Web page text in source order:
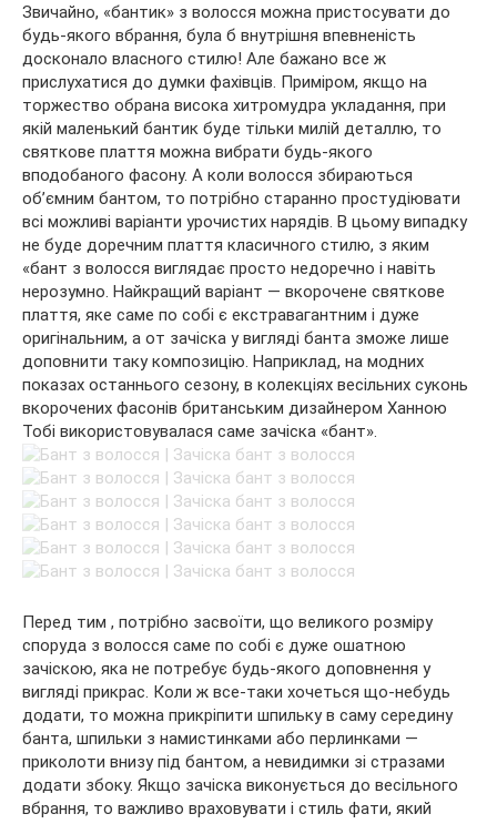
Звичайно, «бантик» з волосся можна пристосувати до
будь-якого вбрання, була б внутрішня впевненість
досконало власного стилю! Але бажано все ж
прислухатися до думки фахівців. Приміром, якщо на
торжество обрана висока хитромудра укладання, при
якій маленький бантик буде тільки милій деталлю, то
святкове плаття можна вибрати будь-якого
вподобаного фасону. А коли волосся збираються
об’ємним бантом, то потрібно старанно простудіювати
всі можливі варіанти урочистих нарядів. В цьому випадку
не буде доречним плаття класичного стилю, з яким
«бант з волосся виглядає просто недоречно і навіть
нерозумно. Найкращий варіант — вкорочене святкове
плаття, яке саме по собі є екстравагантним і дуже
оригінальним, а от зачіска у вигляді банта зможе лише
доповнити таку композицію. Наприклад, на модних
показах останнього сезону, в колекціях весільних суконь
вкорочених фасонів британським дизайнером Ханною
Тобі використовувалася саме зачіска «бант».
Перед тим , потрібно засвоїти, що великого розміру
споруда з волосся саме по собі є дуже ошатною
зачіскою, яка не потребує будь-якого доповнення у
вигляді прикрас. Коли ж все-таки хочеться що-небудь
додати, то можна прикріпити шпильку в саму середину
банта, шпильки з намистинками або перлинками —
приколоти внизу під бантом, а невидимки зі стразами
додати збоку. Якщо зачіска виконується до весільного
вбрання, то важливо враховувати і стиль фати, який